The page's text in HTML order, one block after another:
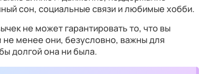
сон, социальные связи и любимые хобби.
не может гарантировать то, что вы
менее они, безусловно, важны для
долгой она ни была.